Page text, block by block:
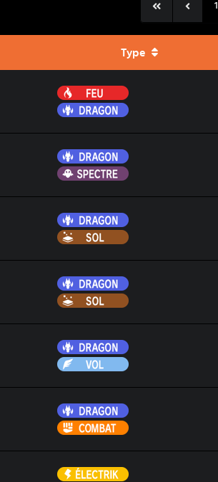
1
Type
Feu
Dragon
Dragon
Spectre
Dragon
Sol
Dragon
Sol
Dragon
Vol
Dragon
Combat
Électrik